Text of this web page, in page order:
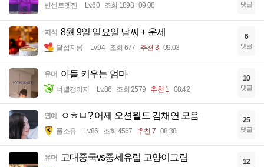
빈센트멧젠 Lv.60 조회 1898 09:08 댓글
지식 8월 9일 일요일 날씨 + 운세
달섭지롱 Lv.94 조회 677 추천 3 09:03
6
댓글
유머 아들 키우는 엄마
너빨갱이지 Lv.86 조회 2579 추천 1 08:42
10
댓글
연예 ㅇㅎㅂ? 어제 오션월드 김채연 모음
풀소유 Lv.86 조회 4567 추천 7 08:38
25
댓글
유머 고대중국vs중세유럽 고양이그림 12